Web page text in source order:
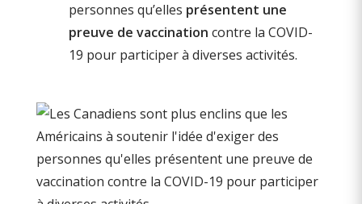
personnes qu’elles présentent une
preuve de vaccination contre la COVID-
19 pour participer à diverses activités.